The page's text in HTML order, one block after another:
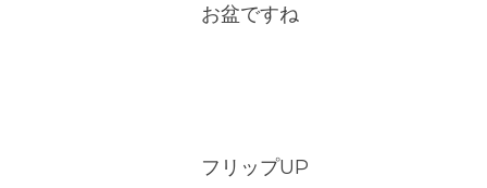
お盆ですね
フリップUP